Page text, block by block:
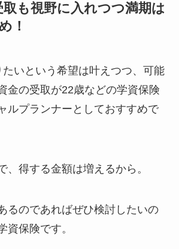
も視野に入れつつ満期は
！
いという希望は叶えつつ、可能
金の受取が22歳などの学資保険
ルプランナーとしておすすめで
、得する金額は増えるから。
るのであればぜひ検討したいの
資保険です。